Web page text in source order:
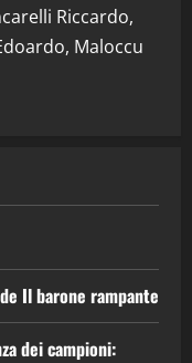
Riccardo,
Maloccu
Il barone rampante
dei campioni: